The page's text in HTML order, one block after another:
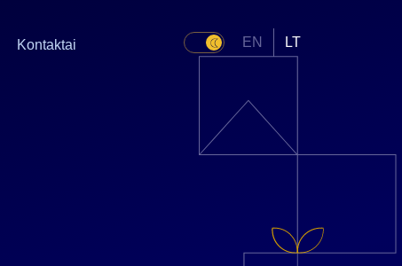
Kontaktai EN LT